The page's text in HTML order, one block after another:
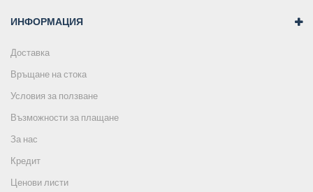
ИНФОРМАЦИЯ
Доставка
Връщане на стока
Условия за ползване
Възможности за плащане
За нас
Кредит
Ценови листи